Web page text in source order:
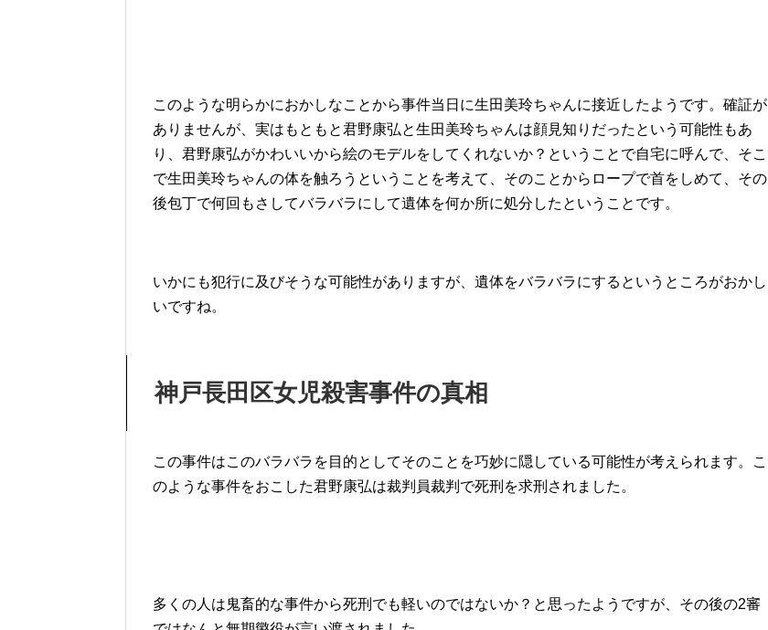
このような明らかにおかしなことから事件当日に生田美玲ちゃんに接近したようです。確証が
ありませんが、実はもともと君野康弘と生田美玲ちゃんは顔見知りだったという可能性もあ
り、君野康弘がかわいいから絵のモデルをしてくれないか？ということで自宅に呼んで、そこ
で生田美玲ちゃんの体を触ろうということを考えて、そのことからロープで首をしめて、その
後包丁で何回もさしてバラバラにして遺体を何か所に処分したということです。
いかにも犯行に及びそうな可能性がありますが、遺体をバラバラにするというところがおかし
いですね。
神戸長田区女児殺害事件の真相
この事件はこのバラバラを目的としてそのことを巧妙に隠している可能性が考えられます。こ
のような事件をおこした君野康弘は裁判員裁判で死刑を求刑されました。
多くの人は鬼畜的な事件から死刑でも軽いのではないか？と思ったようですが、その後の2審